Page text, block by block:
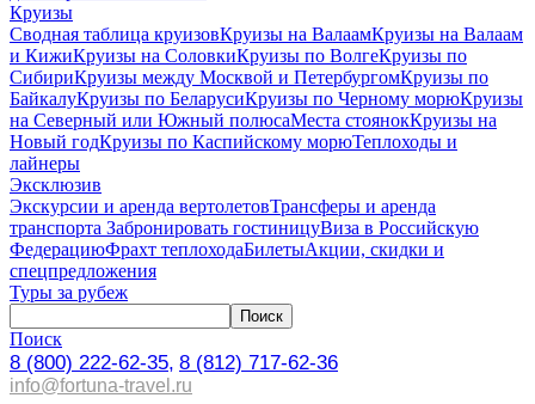
Круизы
Сводная таблица круизовКруизы на ВалаамКруизы на Валаам
и КижиКруизы на СоловкиКруизы по ВолгеКруизы по
СибириКруизы между Москвой и ПетербургомКруизы по
БайкалуКруизы по БеларусиКруизы по Черному морюКруизы
на Северный или Южный полюсаМеста стоянокКруизы на
Новый годКруизы по Каспийскому морюТеплоходы и
лайнеры
Эксклюзив
Экскурсии и аренда вертолетовТрансферы и аренда
транспорта Забронировать гостиницуВиза в Российскую
ФедерациюФрахт теплоходаБилетыАкции, скидки и
спецпредложения
Туры за рубеж
Поиск
8 (800) 222-62-35, 8 (812) 717-62-36
info@fortuna-travel.ru